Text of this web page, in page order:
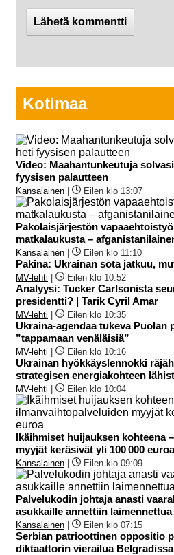
Kotimaa
Video: Maahantunkeutuja
fyysisen palautteen
Kansalainen Eilen klo 13:07
Pakolaisjärjestön
matkalaukusta –
Kansalainen Eilen klo 11:10
Pakina: Ukrainan sota jatkuu,
MV-lehti Eilen klo 10:52
Analyysi: Tucker Carlsonista
presidentti? | Tarik Cyril Amar
MV-lehti Eilen klo 10:35
Ukraina-agendaa tukeva Puolan
”tappamaan venäläisiä”
MV-lehti Eilen klo 10:16
Ukrainan hyökkäyslennokki
strategisen energiakohteen
MV-lehti Eilen klo 10:04
Ikäihmiset huijauksen kohteena
myyjät keräsivät yli 100 000 euroa
Kansalainen Eilen klo 09:09
Palvelukodin johtaja anasti
asukkaille annettiin
Kansalainen Eilen klo 07:15
Serbian patrioottinen oppositio
diktaattorin vierailua Belgradissa